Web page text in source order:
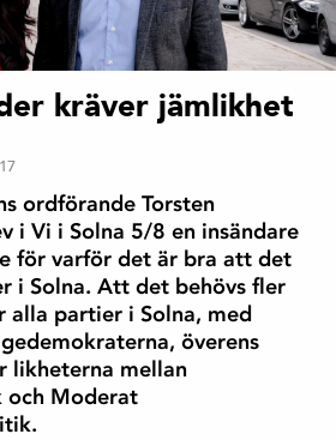
kräver jämlikhet
ordförande Torsten
i Vi i Solna 5/8 en insändare
för varför det är bra att det
i Solna. Att det behövs fler
alla partier i Solna, med
överens
likheterna mellan
och Moderat